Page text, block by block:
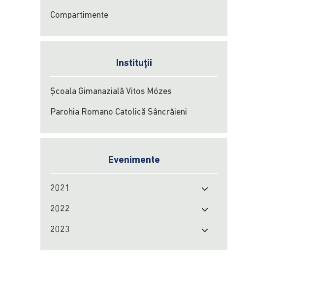
Compartimente
Instituții
Școala Gimanazială Vitos Mózes
Parohia Romano Catolică Sâncrăieni
Evenimente
2021
2022
2023